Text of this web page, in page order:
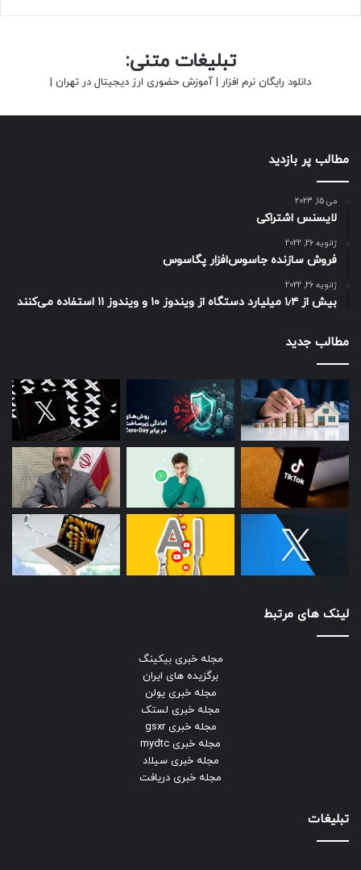
تبلیغات متنی:
دانلود رایگان نرم افزار | آموزش حضوری ارز دیجیتال در تهران |
مطالب پر بازدید
می 15, 2023
لایسنس اشتراکی
ژانویه 26, 2022
فروش سازنده جاسوس‌افزار پگاسوس
ژانویه 26, 2022
بیش از ۱٫۴ میلیارد دستگاه از ویندوز ۱۰ و ویندوز ۱۱ استفاده می‌کنند
مطالب جدید
لینک های مرتبط
مجله خبری بیکینگ
برگزیده های ایران
مجله خبری یولن
مجله خبری لستک
مجله خبری gsxr
مجله خبری mydtc
مجله خبری سیلاد
مجله خبری دریافت
تبلیغات